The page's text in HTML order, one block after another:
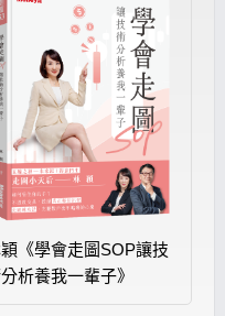
《學會走圖SOP讓技
析養我一輩子》